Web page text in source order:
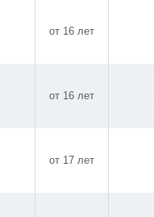
от 16 лет
от 16 лет
от 17 лет